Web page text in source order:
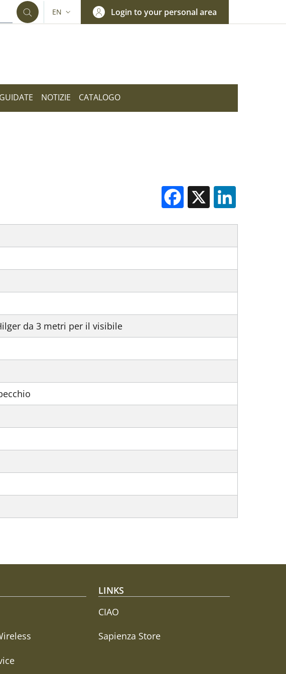
LANGUAGE SWITCHER: CURRENT LANGUAGE
EN Login to your personal area
NOTIZIE CATALOGO
Facebook
X
da 3 metri per il visibile
LINKS
CIAO
Sapienza Store